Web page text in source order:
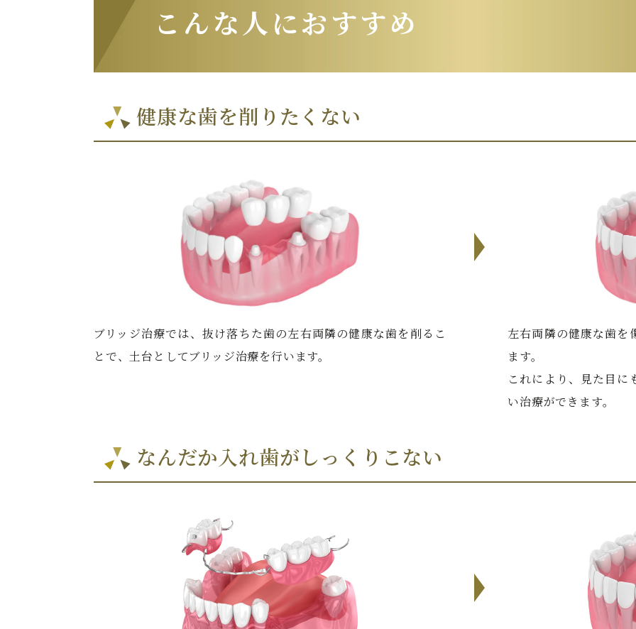
こんな人におすすめ
健康な歯を削りたくない
ブリッジ治療では、抜け落ちた歯の左右両隣の健康な歯を削るこ
とで、土台としてブリッジ治療を行います。
左右両隣の健康な歯を
ます。
これにより、見た目
い治療ができます。
なんだか入れ歯がしっくりこない